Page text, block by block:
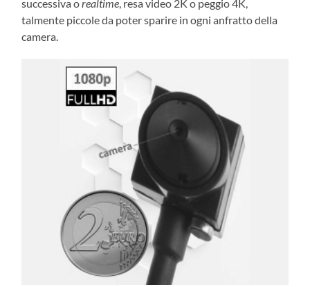
successiva orealtime, resa video 2K o peggio 4K,
talmente piccole da poter sparire in ogni anfratto della
camera.